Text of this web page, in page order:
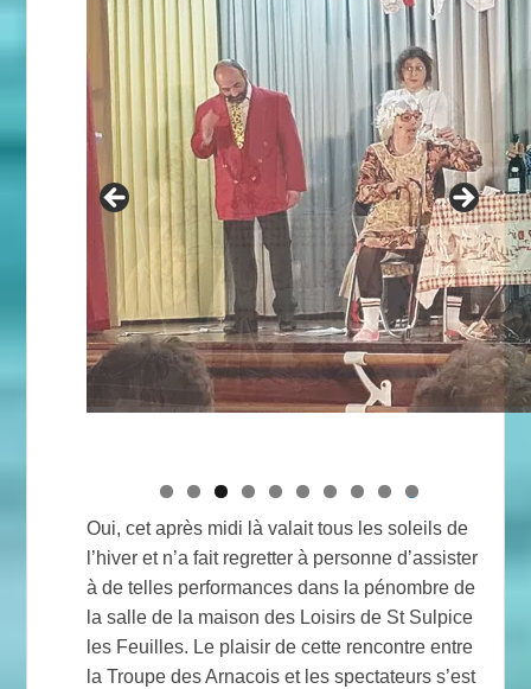
0
Oui, cet après midi là valait tous les soleils de
l’hiver et n’a fait regretter à personne d’assister
à de telles performances dans la pénombre de
la salle de la maison des Loisirs de St Sulpice
les Feuilles. Le plaisir de cette rencontre entre
la Troupe des Arnacois et les spectateurs s’est